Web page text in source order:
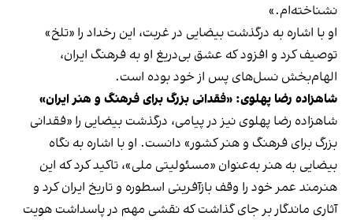
نشناخته‌ام.»
او با اشاره به درگذشت بیضایی در غربت، این رخداد را «تلخ»
توصیف کرد و افزود که عشق بی‌دریغ او به فرهنگ ایران،
الهام‌بخش نسل‌های پس از خود بوده است.
شاهزاده رضا پهلوی: «فقدانی بزرگ برای فرهنگ و هنر ایران»
شاهزاده رضا پهلوی نیز در پیامی، درگذشت بیضایی را «فقدانی
بزرگ برای فرهنگ و هنر کشور» دانست. او با اشاره به نگاه
بیضایی به هنر به‌عنوان «مسئولیتی ملی»، تاکید کرد که این
هنرمند عمر خود را وقف بازآفرینی اسطوره و تاریخ ایران کرد و
آثاری ماندگار بر جای گذاشت که نقشی مهم در پاسداشت هویت